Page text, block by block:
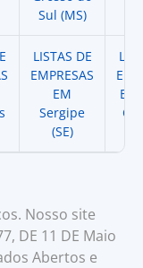
Sul (MS)
LISTAS DE
EMPRESAS
EM
Sergipe
(SE)
EM
Nosso site
DE 11 DE Maio
Abertos e